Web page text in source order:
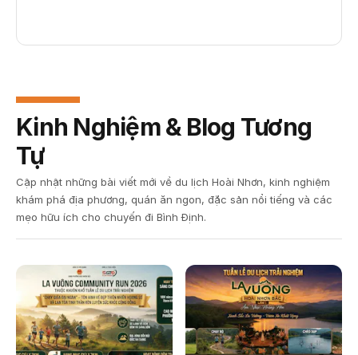
Kinh Nghiệm & Blog Tương
Tự
Cập nhật những bài viết mới về du lịch Hoài Nhơn, kinh nghiệm
khám phá địa phương, quán ăn ngon, đặc sản nổi tiếng và các
mẹo hữu ích cho chuyến đi Bình Định.